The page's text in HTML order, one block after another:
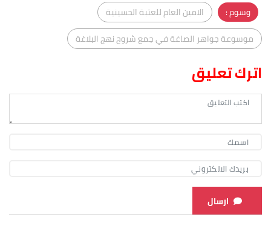
وسوم :
الامين العام للعتبة الحسينية
موسوعة جواهر الصاغة في جمع شروح نهج البلاغة
اترك تعليق
ارسال